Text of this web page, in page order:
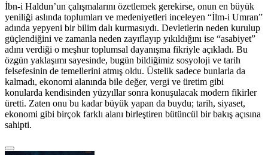
İbn-i Haldun’un çalışmalarını özetlemek gerekirse, onun en büyük
yeniliği aslında toplumları ve medeniyetleri inceleyen “İlm-i Umran”
adında yepyeni bir bilim dalı kurmasıydı. Devletlerin neden kurulup
güçlendiğini ve zamanla neden zayıflayıp yıkıldığını ise “asabiyet”
adını verdiği o meşhur toplumsal dayanışma fikriyle açıkladı. Bu
özgün yaklaşımı sayesinde, bugün bildiğimiz sosyoloji ve tarih
felsefesinin de temellerini atmış oldu. Üstelik sadece bunlarla da
kalmadı, ekonomi alanında bile değer, vergi ve üretim gibi
konularda kendisinden yüzyıllar sonra konuşulacak modern fikirler
üretti. Zaten onu bu kadar büyük yapan da buydu; tarih, siyaset,
ekonomi gibi birçok farklı alanı birleştiren bütüncül bir bakış açısına
sahipti.